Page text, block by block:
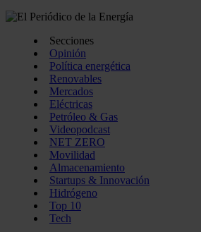
Secciones
Opinión
Política energética
Renovables
Mercados
Eléctricas
Petróleo & Gas
Videopodcast
NET ZERO
Movilidad
Almacenamiento
Startups & Innovación
Hidrógeno
Top 10
Tech